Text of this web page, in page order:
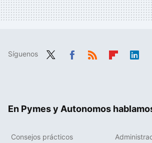
Síguenos
En Pymes y Autonomos
Consejos prácticos